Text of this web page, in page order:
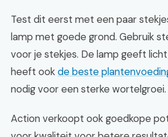
Test dit eerst met een paar
lamp met goede grond. Gebruik
voor je stekjes. De lamp geeft
heeft ookde beste
nodig voor een sterke wortelgroei.
Action verkoopt ook goedkope